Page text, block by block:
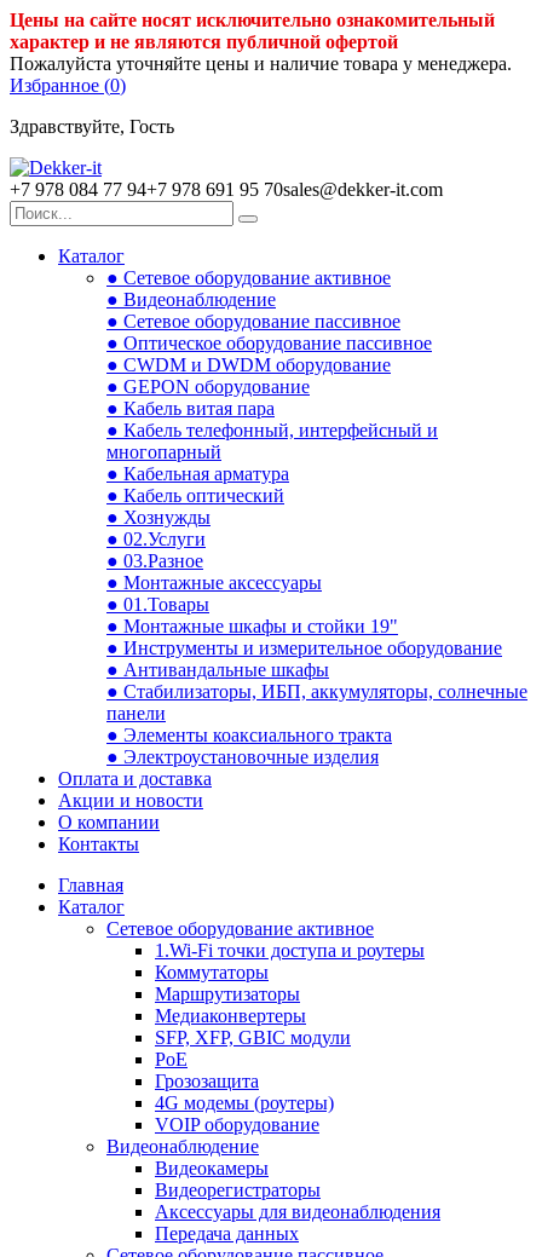
Цены на сайте носят исключительно ознакомительный
характер и не являются публичной офертой
Пожалуйста уточняйте цены и наличие товара у менеджера.
Избранное (0)
Здравствуйте, Гость
+7 978 084 77 94+7 978 691 95 70sales@dekker-it.com
Каталог
● Сетевое оборудование активное
● Видеонаблюдение
● Сетевое оборудование пассивное
● Оптическое оборудование пассивное
● CWDM и DWDM оборудование
● GEPON оборудование
● Кабель витая пара
● Кабель телефонный, интерфейсный и
многопарный
● Кабельная арматура
● Кабель оптический
● Хознужды
● 02.Услуги
● 03.Разное
● Монтажные аксессуары
● 01.Товары
● Монтажные шкафы и стойки 19"
● Инструменты и измерительное оборудование
● Антивандальные шкафы
● Стабилизаторы, ИБП, аккумуляторы, солнечные
панели
● Элементы коаксиального тракта
● Электроустановочные изделия
Оплата и доставка
Акции и новости
О компании
Контакты
Главная
Каталог
Сетевое оборудование активное
1.Wi-Fi точки доступа и роутеры
Коммутаторы
Маршрутизаторы
Медиаконвертеры
SFP, XFP, GBIC модули
PoE
Грозозащита
4G модемы (роутеры)
VOIP оборудование
Видеонаблюдение
Видеокамеры
Видеорегистраторы
Аксессуары для видеонаблюдения
Передача данных